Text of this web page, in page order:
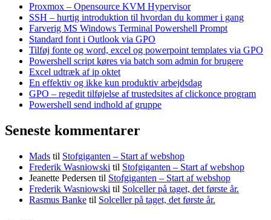
Proxmox – Opensource KVM Hypervisor
SSH – hurtig introduktion til hvordan du kommer i gang
Farverig MS Windows Terminal Powershell Prompt
Standard font i Outlook via GPO
Tilføj fonte og word, excel og powerpoint templates via GPO
Powershell script køres via batch som admin for brugere
Excel udtræk af ip oktet
En effektiv og ikke kun produktiv arbejdsdag
GPO – regedit tilføjelse af trustedsites af clickonce program
Powershell send indhold af gruppe
Seneste kommentarer
Mads til Stofgiganten – Start af webshop
Frederik Wasniowski til Stofgiganten – Start af webshop
Jeanette Pedersen til Stofgiganten – Start af webshop
Frederik Wasniowski til Solceller på taget, det første år.
Rasmus Banke til Solceller på taget, det første år.